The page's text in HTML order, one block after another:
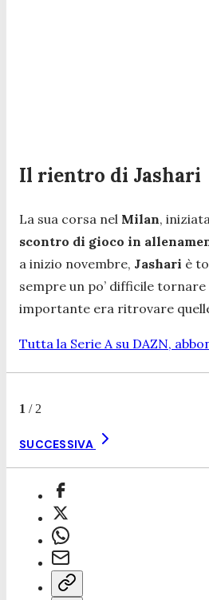
Il rientro di Jashari
La sua corsa nel Milan,
scontro di gioco in
a inizio novembre, Jashari è
sempre un po’ difficile
importante era ritrovare
Tutta la Serie A su DAZN,
1 /2
SUCCESSIVA